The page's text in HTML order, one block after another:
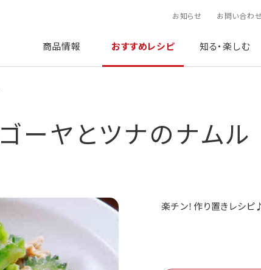
お知らせ お問い合わ
商品情報 おすすめレシピ 知る・楽しむ
ゴーヤとツナのナムル
楽チン！作り置きレシ